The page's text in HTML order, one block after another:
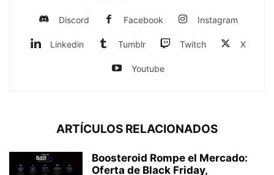
Discord Facebook Instagram
Linkedin Tumblr Twitch X
Youtube
ARTÍCULOS RELACIONADOS
Boosteroid Rompe el Mercado:
Oferta de Black Friday,